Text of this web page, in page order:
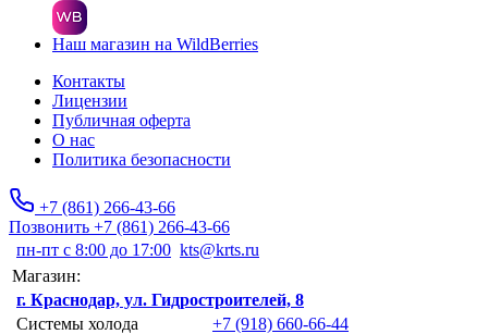
Наш магазин на WildBerries
Контакты
Лицензии
Публичная оферта
О нас
Политика безопасности
+7 (861) 266-43-66
Позвонить +7 (861) 266-43-66
пн-пт с 8:00 до 17:00 kts@krts.ru
Магазин:
г. Краснодар, ул. Гидростроителей, 8
Системы холода
+7 (918) 660-66-44